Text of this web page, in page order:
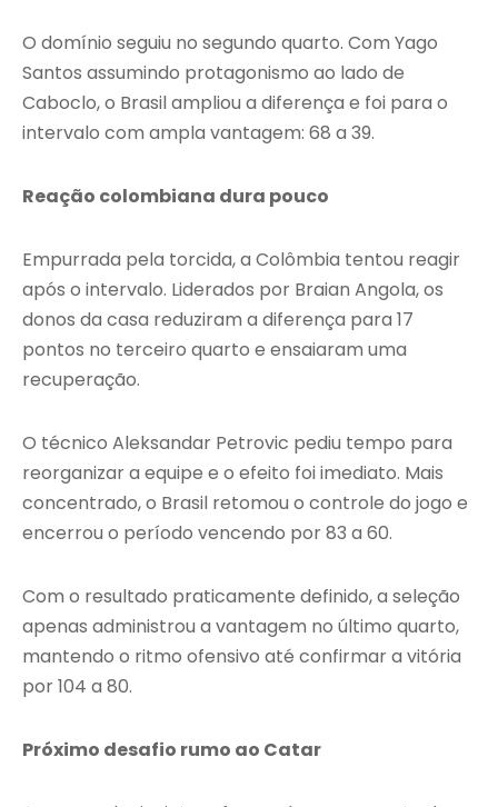
O domínio seguiu no segundo quarto. Com Yago
Santos assumindo protagonismo ao lado de
Caboclo, o Brasil ampliou a diferença e foi para o
intervalo com ampla vantagem: 68 a 39.
Reação colombiana dura pouco
Empurrada pela torcida, a Colômbia tentou reagir
após o intervalo. Liderados por Braian Angola, os
donos da casa reduziram a diferença para 17
pontos no terceiro quarto e ensaiaram uma
recuperação.
O técnico Aleksandar Petrovic pediu tempo para
reorganizar a equipe e o efeito foi imediato. Mais
concentrado, o Brasil retomou o controle do jogo e
encerrou o período vencendo por 83 a 60.
Com o resultado praticamente definido, a seleção
apenas administrou a vantagem no último quarto,
mantendo o ritmo ofensivo até confirmar a vitória
por 104 a 80.
Próximo desafio rumo ao Catar